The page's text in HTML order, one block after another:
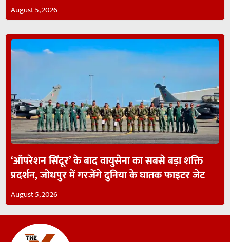
August 5, 2026
‘ऑपरेशन सिंदूर’ के बाद वायुसेना का सबसे बड़ा शक्ति
प्रदर्शन, जोधपुर में गरजेंगे दुनिया के घातक फाइटर जेट
August 5, 2026